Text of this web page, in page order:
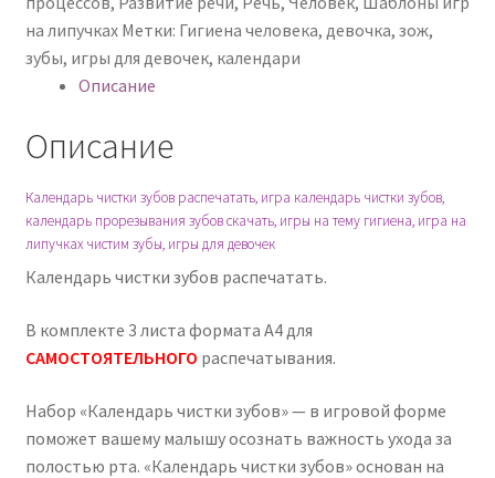
на липучках Метки: Гигиена человека, девочка, зож,
зубы, игры для девочек, календари
Описание
Описание
Календарь чистки зубов распечатать, игра календарь чистки зубов,
календарь прорезывания зубов скачать, игры на тему гигиена, игра на
липучках чистим зубы, игры для девочек
Календарь чистки зубов распечатать.
В комплекте 3 листа формата А4 для
САМОСТОЯТЕЛЬНОГО распечатывания.
Набор «Календарь чистки зубов» — в игровой форме
поможет вашему малышу осознать важность ухода за
полостью рта. «Календарь чистки зубов» основан на